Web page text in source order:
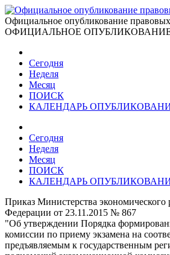
Официальное опубликование
ОФИЦИАЛЬНОЕ
Сегодня
Неделя
Месяц
ПОИСК
КАЛЕНДАРЬ
Сегодня
Неделя
Месяц
ПОИСК
КАЛЕНДАРЬ
Приказ Министерства экономического
Федерации от 23.11.2015 № 867
"Об утверждении Порядка
комиссии по приему экзамена на
предъявляемым к государственным